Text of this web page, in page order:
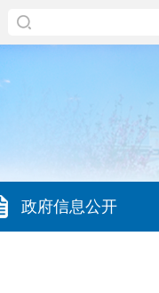
政府信息公开